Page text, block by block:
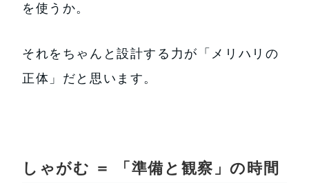
を使うか。
それをちゃんと設計する力が「メリハリの
正体」だと思います。
しゃがむ ＝ 「準備と観察」の時間